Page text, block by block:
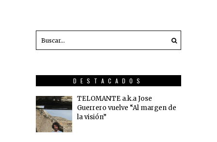
DESTACADOS
TELOMANTE a.k.a Jose
Guerrero vuelve “Al margen de
la visión”